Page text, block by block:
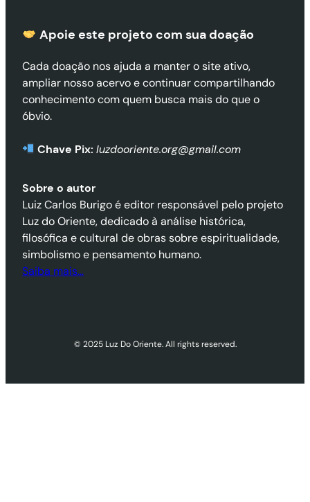
Apoie este projeto com sua doação
Cada doação nos ajuda a manter o site ativo,
ampliar nosso acervo e continuar compartilhando
conhecimento com quem busca mais do que o
óbvio.
Chave Pix: luzdooriente.org@gmail.com
Sobre o autor
Luiz Carlos Burigo é editor responsável pelo projeto
Luz do Oriente, dedicado à análise histórica,
filosófica e cultural de obras sobre espiritualidade,
simbolismo e pensamento humano.
Saiba mais…
© 2025 Luz Do Oriente. All rights reserved.